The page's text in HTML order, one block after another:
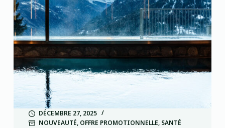
DÉCEMBRE 27, 2025
NOUVEAUTÉ, OFFRE PROMOTIONNELLE, SANTÉ